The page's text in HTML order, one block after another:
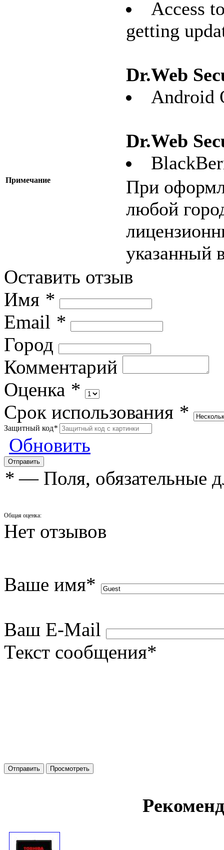
Access
getting
Dr.Web
Android
Dr.Web
Примечание
При
любой
указанный
Оставить отзыв
Имя *
Email *
Город
Комментарий
Оценка *
Срок использования *
Защитный код*
Обновить
* — Поля, обязательные
Общая оценка:
Нет отзывов
Ваше имя*
Ваш E-Mail
Текст сообщения*